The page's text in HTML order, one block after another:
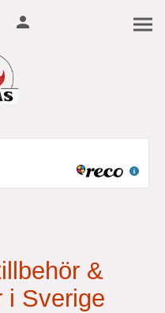
&
i Sverige